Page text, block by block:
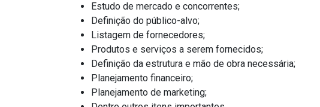
Estudo de mercado e concorrentes;
Definição do público-alvo;
Listagem de fornecedores;
Produtos e serviços a serem fornecidos;
Definição da estrutura e mão de obra necessária;
Planejamento financeiro;
Planejamento de marketing;